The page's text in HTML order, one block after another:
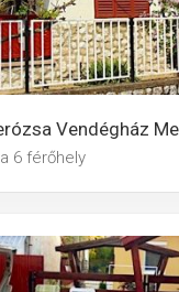
6 férőhely